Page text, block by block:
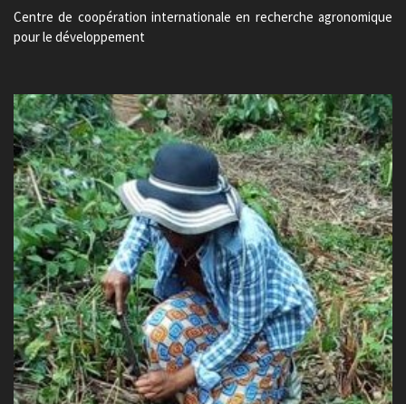
Centre de coopération internationale en recherche agronomique
pour le développement